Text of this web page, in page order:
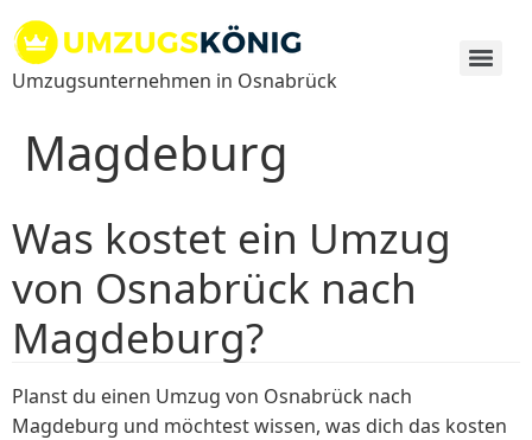
Inhalt
springen
Umzugsunternehmen in Osnabrück
Magdeburg
Was kostet ein Umzug
von Osnabrück nach
Magdeburg?
Planst du einen Umzug von Osnabrück nach
Magdeburg und möchtest wissen, was dich das kosten